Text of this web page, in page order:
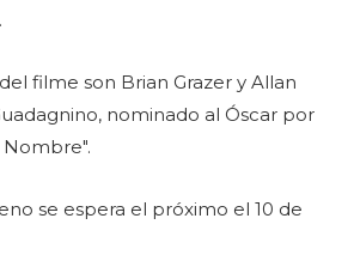
filme son Brian Grazer y Allan
nominado al Óscar por
se espera el próximo el 10 de